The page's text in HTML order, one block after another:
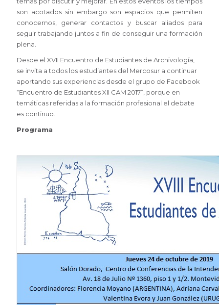
son acotados sin embargo son espacios que permiten
conocernos, generar contactos y buscar aliados para
seguir trabajando juntos a fin de conseguir una formación
plena.
Desde el XVII Encuentro de Estudiantes de Archivología,
se invita a todos los estudiantes del Mercosur a continuar
aportando sus experiencias desde el grupo de Facebook
“Encuentro de Estudiantes XII CAM 2017”, porque en
temáticas referidas a la formación profesional el debate
es continuo.
Programa